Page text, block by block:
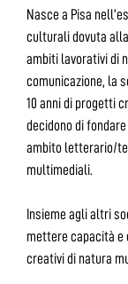
Nasce a Pisa
culturali dovuta
ambiti lavorativi di
comunicazione, la
10 anni di progetti
decidono di
ambito letterario/
multimediali.
Insieme agli altri
mettere capacità e
creativi di natura